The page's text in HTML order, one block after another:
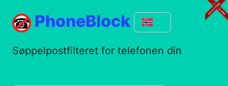
PhoneBlock
Søppelpostfilteret for telefonen din